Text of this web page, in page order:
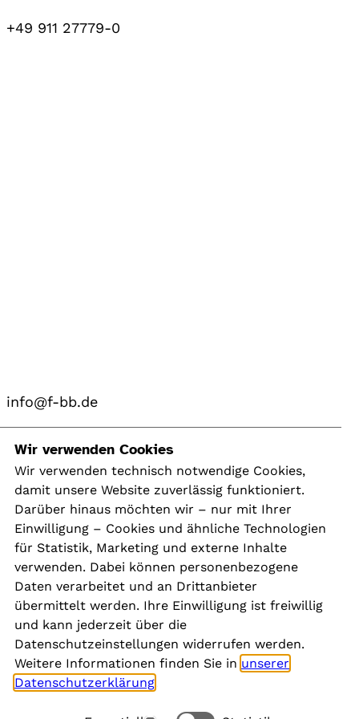
+49 911 27779-0
info@f-bb.de
Navigation
Kontakt
Presse
Aktuelles
Karriere
Newsletter
Social Media
Wir verwenden Cookies
Wir verwenden technisch notwendige Cookies,
damit unsere Website zuverlässig funktioniert.
Darüber hinaus möchten wir – nur mit Ihrer
Einwilligung – Cookies und ähnliche Technologien
für Statistik, Marketing und externe Inhalte
verwenden. Dabei können personenbezogene
Daten verarbeitet und an Drittanbieter
übermittelt werden. Ihre Einwilligung ist freiwillig
und kann jederzeit über die
Datenschutzeinstellungen widerrufen werden.
Weitere Informationen finden Sie in unserer
Datenschutzerklärung